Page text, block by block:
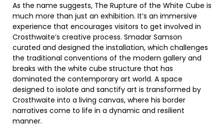
As the name suggests, The Rupture of the White Cube is
much more than just an exhibition. It’s an immersive
experience that encourages visitors to get involved in
Crosthwaite’s creative process. Smadar Samson
curated and designed the installation, which challenges
the traditional conventions of the modern gallery and
breaks with the white cube structure that has
dominated the contemporary art world. A space
designed to isolate and sanctify art is transformed by
Crosthwaite into a living canvas, where his border
narratives come to life in a dynamic and resilient
manner.